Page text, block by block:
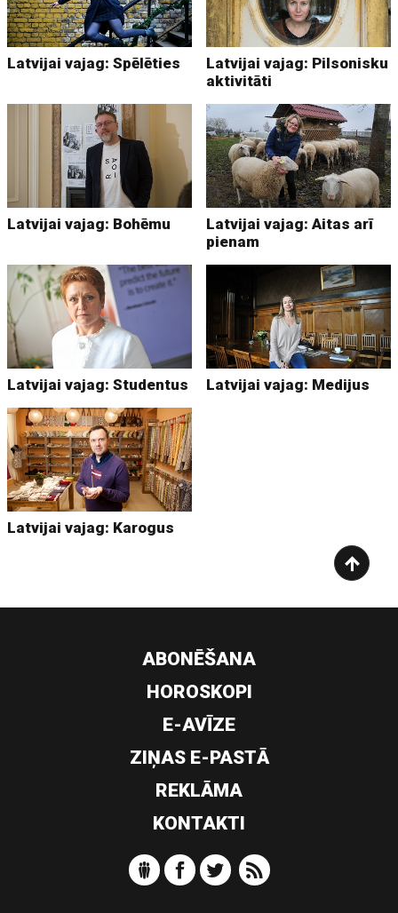
Latvijai vajag: Spēlēties
Latvijai vajag: Pilsonisku
aktivitāti
Latvijai vajag: Bohēmu
Latvijai vajag: Aitas arī
pienam
Latvijai vajag: Studentus Latvijai vajag: Medijus
Latvijai vajag: Karogus
ABONĒŠANA
HOROSKOPI
E-AVĪZE
ZIŅAS E-PASTĀ
REKLĀMA
KONTAKTI